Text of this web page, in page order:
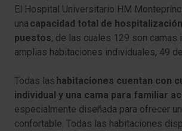
El Hospital Universitario HM
una capacidad total de
puestos, de las cuales 129 son camas
amplias habitaciones individuales, 49
Todas las habitaciones cuentan con
individual y una cama para familiar
especialmente diseñada para ofrecer
confortable. Todas las habitaciones